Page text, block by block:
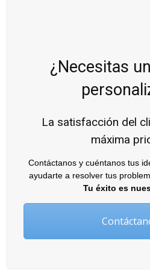
¿Necesitas
La satisfacción del
máxima
Contáctanos y cuéntanos tus
ayudarte a resolver tus
Tu éxito es